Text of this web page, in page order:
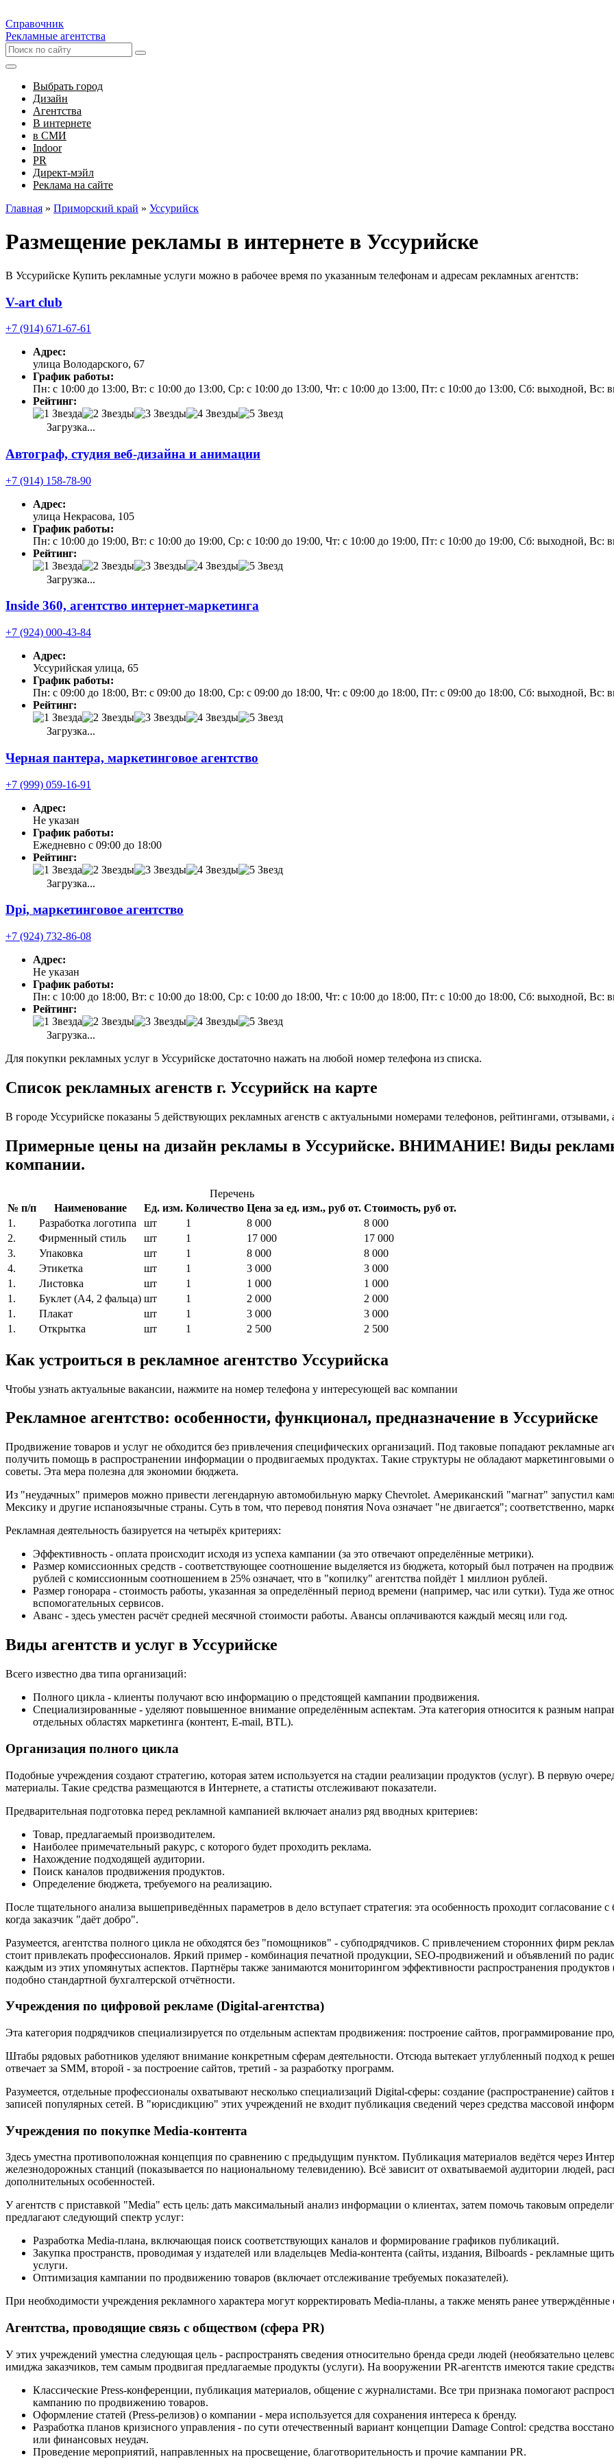
Справочник
Рекламные агентства
Выбрать город
Дизайн
Агентства
В интернете
в СМИ
Indoor
PR
Директ-мэйл
Реклама на сайте
Главная » Приморский край » Уссурийск
Размещение рекламы в интернете в Уссурийске
В Уссурийске Купить рекламные услуги можно в рабочее время по указанным телефонам и адресам рекламных агентств:
V-art club
+7 (914) 671-67-61
Адрес:
улица Володарского, 67
График работы:
Пн: с 10:00 до 13:00, Вт: с 10:00 до 13:00, Ср: с 10:00 до 13:00, Чт: с 10:00 до 13:00, Пт: с 10:00 до 13:00, Сб: выходной, Вс:
Рейтинг:
Загрузка...
Автограф, студия веб-дизайна и анимации
+7 (914) 158-78-90
Адрес:
улица Некрасова, 105
График работы:
Пн: с 10:00 до 19:00, Вт: с 10:00 до 19:00, Ср: с 10:00 до 19:00, Чт: с 10:00 до 19:00, Пт: с 10:00 до 19:00, Сб: выходной, Вс:
Рейтинг:
Загрузка...
Inside 360, агентство интернет-маркетинга
+7 (924) 000-43-84
Адрес:
Уссурийская улица, 65
График работы:
Пн: с 09:00 до 18:00, Вт: с 09:00 до 18:00, Ср: с 09:00 до 18:00, Чт: с 09:00 до 18:00, Пт: с 09:00 до 18:00, Сб: выходной, Вс:
Рейтинг:
Загрузка...
Черная пантера, маркетинговое агентство
+7 (999) 059-16-91
Адрес:
Не указан
График работы:
Ежедневно с 09:00 до 18:00
Рейтинг:
Загрузка...
Dpi, маркетинговое агентство
+7 (924) 732-86-08
Адрес:
Не указан
График работы:
Пн: с 10:00 до 18:00, Вт: с 10:00 до 18:00, Ср: с 10:00 до 18:00, Чт: с 10:00 до 18:00, Пт: с 10:00 до 18:00, Сб: выходной, Вс:
Рейтинг:
Загрузка...
Для покупки рекламных услуг в Уссурийске достаточно нажать на любой номер телефона из списка.
Список рекламных агенств г. Уссурийск на карте
В городе Уссурийске показаны 5 действующих рекламных агенств с актуальными номерами телефонов, рейтингами,
Примерные цены на дизайн рекламы в Уссурийске. ВНИМАНИЕ! Виды
компании.
Перечень
№ п/п
Наименование Ед. изм. Количество Цена за ед. изм., руб от. Стоимость, руб от.
1.
Разработка логотипа шт 1 8 000
8 000
2.
Фирменный стиль шт 1 17 000
17 000
3.
Упаковка шт 1 8 000
8 000
4.
Этикетка шт 1 3 000
3 000
1.
Листовка шт 1 1 000
1 000
1.
Буклет (A4, 2 фальца) шт 1 2 000
2 000
1.
Плакат шт 1 3 000
3 000
1.
Открытка шт 1 2 500 2 500
Как устроиться в рекламное агентство Уссурийска
Чтобы узнать актуальные вакансии, нажмите на номер телефона у интересующей вас компании
Рекламное агентство: особенности, функционал, предназначение в Уссурийске
Продвижение товаров и услуг не обходится без привлечения специфических организаций. Под таковые попадают рекламные
получить помощь в распространении информации о продвигаемых продуктах. Такие структуры не обладают маркетинговыми
советы. Эта мера полезна для экономии бюджета.
Из "неудачных" примеров можно привести легендарную автомобильную марку Chevrolet. Американский "магнат" запустил
Мексику и другие испаноязычные страны. Суть в том, что перевод понятия Nova означает "не двигается"; соответственно,
Рекламная деятельность базируется на четырёх критериях:
Эффективность - оплата происходит исходя из успеха кампании (за это отвечают определённые метрики).
Размер комиссионных средств - соответствующее соотношение выделяется из бюджета, который был потрачен на
рублей с комиссионным соотношением в 25% означает, что в "копилку" агентства пойдёт 1 миллион рублей.
Размер гонорара - стоимость работы, указанная за определённый период времени (например, час или сутки). Туда же
вспомогательных сервисов.
Аванс - здесь уместен расчёт средней месячной стоимости работы. Авансы оплачиваются каждый месяц или год.
Виды агентств и услуг в Уссурийске
Всего известно два типа организаций:
Полного цикла - клиенты получают всю информацию о предстоящей кампании продвижения.
Специализированные - уделяют повышенное внимание определённым аспектам. Эта категория относится к разным
отдельных областях маркетинга (контент, E-mail, BTL).
Организация полного цикла
Подобные учреждения создают стратегию, которая затем используется на стадии реализации продуктов (услуг). В первую
материалы. Такие средства размещаются в Интернете, а статисты отслеживают показатели.
Предварительная подготовка перед рекламной кампанией включает анализ ряд вводных критериев:
Товар, предлагаемый производителем.
Наиболее примечательный ракурс, с которого будет проходить реклама.
Нахождение подходящей аудитории.
Поиск каналов продвижения продуктов.
Определение бюджета, требуемого на реализацию.
После тщательного анализа вышеприведённых параметров в дело вступает стратегия: эта особенность проходит согласование
когда заказчик "даёт добро".
Разумеется, агентства полного цикла не обходятся без "помощников" - субподрядчиков. С привлечением сторонних фирм
стоит привлекать профессионалов. Яркий пример - комбинация печатной продукции, SEO-продвижений и объявлений по
каждым из этих упомянутых аспектов. Партнёры также занимаются мониторингом эффективности распространения продуктов
подобно стандартной бухгалтерской отчётности.
Учреждения по цифровой рекламе (Digital-агентства)
Эта категория подрядчиков специализируется по отдельным аспектам продвижения: построение сайтов, программирование
Штабы рядовых работников уделяют внимание конкретным сферам деятельности. Отсюда вытекает углубленный подход к
отвечает за SMM, второй - за построение сайтов, третий - за разработку программ.
Разумеется, отдельные профессионалы охватывают несколько специализаций Digital-сферы: создание (распространение)
записей популярных сетей. В "юрисдикцию" этих учреждений не входит публикация сведений через средства массовой
Учреждения по покупке Media-контента
Здесь уместна противоположная концепция по сравнению с предыдущим пунктом. Публикация материалов ведётся через
железнодорожных станций (показывается по национальному телевидению). Всё зависит от охватываемой аудитории людей,
дополнительных особенностей.
У агентств с приставкой "Media" есть цель: дать максимальный анализ информации о клиентах, затем помочь таковым
предлагают следующий спектр услуг:
Разработка Media-плана, включающая поиск соответствующих каналов и формирование графиков публикаций.
Закупка пространств, проводимая у издателей или владельцев Media-контента (сайты, издания, Bilboards - рекламные
услуги.
Оптимизация кампании по продвижению товаров (включает отслеживание требуемых показателей).
При необходимости учреждения рекламного характера могут корректировать Media-планы, а также менять ранее утверждённые
Агентства, проводящие связь с обществом (сфера PR)
У этих учреждений уместна следующая цель - распространять сведения относительно бренда среди людей (необязательно
имиджа заказчиков, тем самым продвигая предлагаемые продукты (услуги). На вооружении PR-агентств имеются такие
Классические Press-конференции, публикация материалов, общение с журналистами. Все три признака помогают
кампанию по продвижению товаров.
Оформление статей (Press-релизов) о компании - мера используется для сохранения интереса к бренду.
Разработка планов кризисного управления - по сути отечественный вариант концепции Damage Control: средства
или финансовых неудач.
Проведение мероприятий, направленных на просвещение, благотворительность и прочие кампании PR.